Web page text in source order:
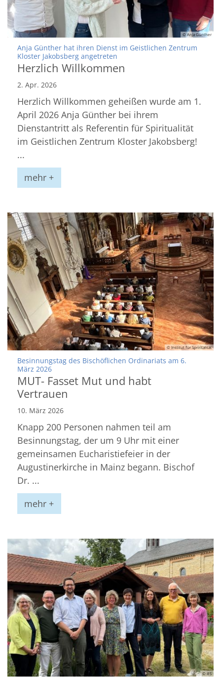
© Anja Günther
Anja Günther hat ihren Dienst im Geistlichen Zentrum
Kloster Jakobsberg angetreten
Herzlich Willkommen
2. Apr. 2026
Herzlich Willkommen geheißen wurde am 1.
April 2026 Anja Günther bei ihrem
Dienstantritt als Referentin für Spiritualität
im Geistlichen Zentrum Kloster Jakobsberg!
...
mehr +
© Institut für Spriritalität
Besinnungstag des Bischöflichen Ordinariats am 6.
März 2026:
MUT- Fasset Mut und habt
Vertrauen
10. März 2026
Knapp 200 Personen nahmen teil am
Besinnungstag, der um 9 Uhr mit einer
gemeinsamen Eucharistiefeier in der
Augustinerkirche in Mainz begann. Bischof
Dr. ...
mehr +
© IFS